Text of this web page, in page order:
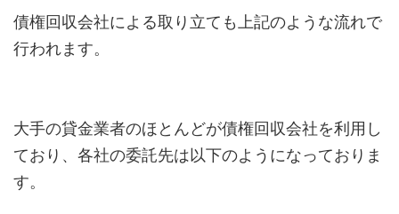
債権回収会社による取り立ても上記のような流れで
行われます。
大手の貸金業者のほとんどが債権回収会社を利用し
ており、各社の委託先は以下のようになっておりま
す。